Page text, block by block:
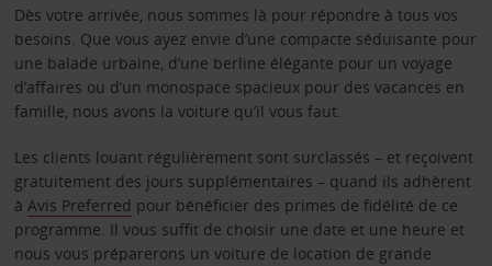
Dès votre arrivée, nous sommes là pour répondre à tous vos
besoins. Que vous ayez envie d’une compacte séduisante pour
une balade urbaine, d’une berline élégante pour un voyage
d’affaires ou d’un monospace spacieux pour des vacances en
famille, nous avons la voiture qu’il vous faut.
Les clients louant régulièrement sont surclassés – et reçoivent
gratuitement des jours supplémentaires – quand ils adhèrent
à Avis Preferred pour bénéficier des primes de fidélité de ce
programme. Il vous suffit de choisir une date et une heure et
nous vous préparerons un voiture de location de grande